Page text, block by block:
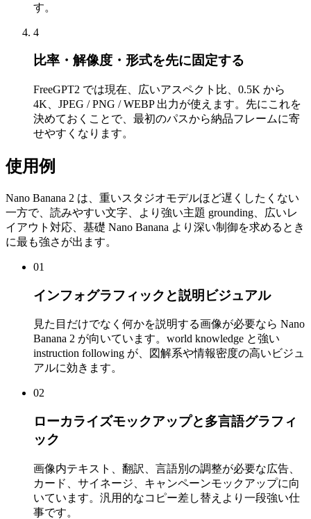
す。
4
比率・解像度・形式を先に固定する
FreeGPT2 では現在、広いアスペクト比、0.5K から
4K、JPEG / PNG / WEBP 出力が使えます。先にこれを
決めておくことで、最初のパスから納品フレームに寄
せやすくなります。
使用例
Nano Banana 2 は、重いスタジオモデルほど遅くしたくない
一方で、読みやすい文字、より強い主題 grounding、広いレ
イアウト対応、基礎 Nano Banana より深い制御を求めるとき
に最も強さが出ます。
01
インフォグラフィックと説明ビジュアル
見た目だけでなく何かを説明する画像が必要なら Nano
Banana 2 が向いています。world knowledge と強い
instruction following が、図解系や情報密度の高いビジュ
アルに効きます。
02
ローカライズモックアップと多言語グラフィ
ック
画像内テキスト、翻訳、言語別の調整が必要な広告、
カード、サイネージ、キャンペーンモックアップに向
いています。汎用的なコピー差し替えより一段強い仕
事です。